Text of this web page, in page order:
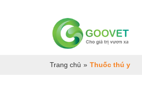
Trang chủ » Thuốc thú y